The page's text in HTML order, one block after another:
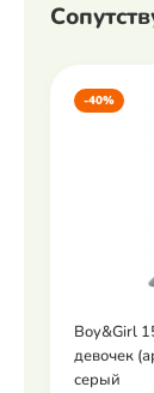
-40%
Boy&Girl
девочек
серый